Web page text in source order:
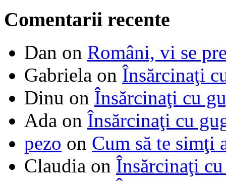
Comentarii recente
Dan on Români, vi se
Gabriela on Însărcinaţi
Dinu on Însărcinaţi cu
Ada on Însărcinaţi cu
pezo on Cum să te simţi
Claudia on Însărcinaţi